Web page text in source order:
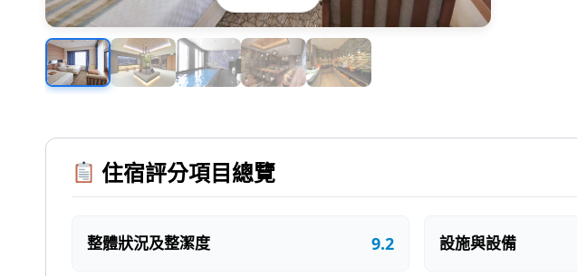
住宿評分項目總覽
整體狀況及整潔度 9.2 設施與設備